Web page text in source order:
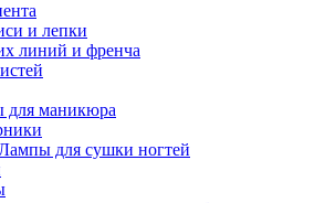
и лепки
линий и френча
для маникюра
для сушки ногтей